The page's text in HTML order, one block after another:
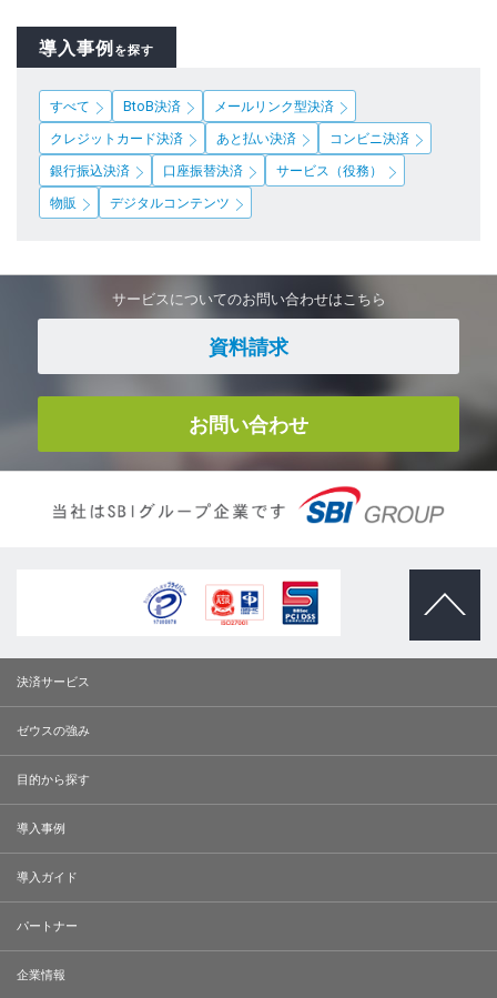
導入事例 を探す
すべて BtoB決済 メールリンク型決済
クレジットカード決済 あと払い決済 コンビニ決済
銀行振込決済 口座振替決済 サービス（役務）
物販 デジタルコンテンツ
サービスについてのお問い合わせはこちら
資料請求
お問い合わせ
決済サービス
ゼウスの強み
目的から探す
導入事例
導入ガイド
パートナー
企業情報